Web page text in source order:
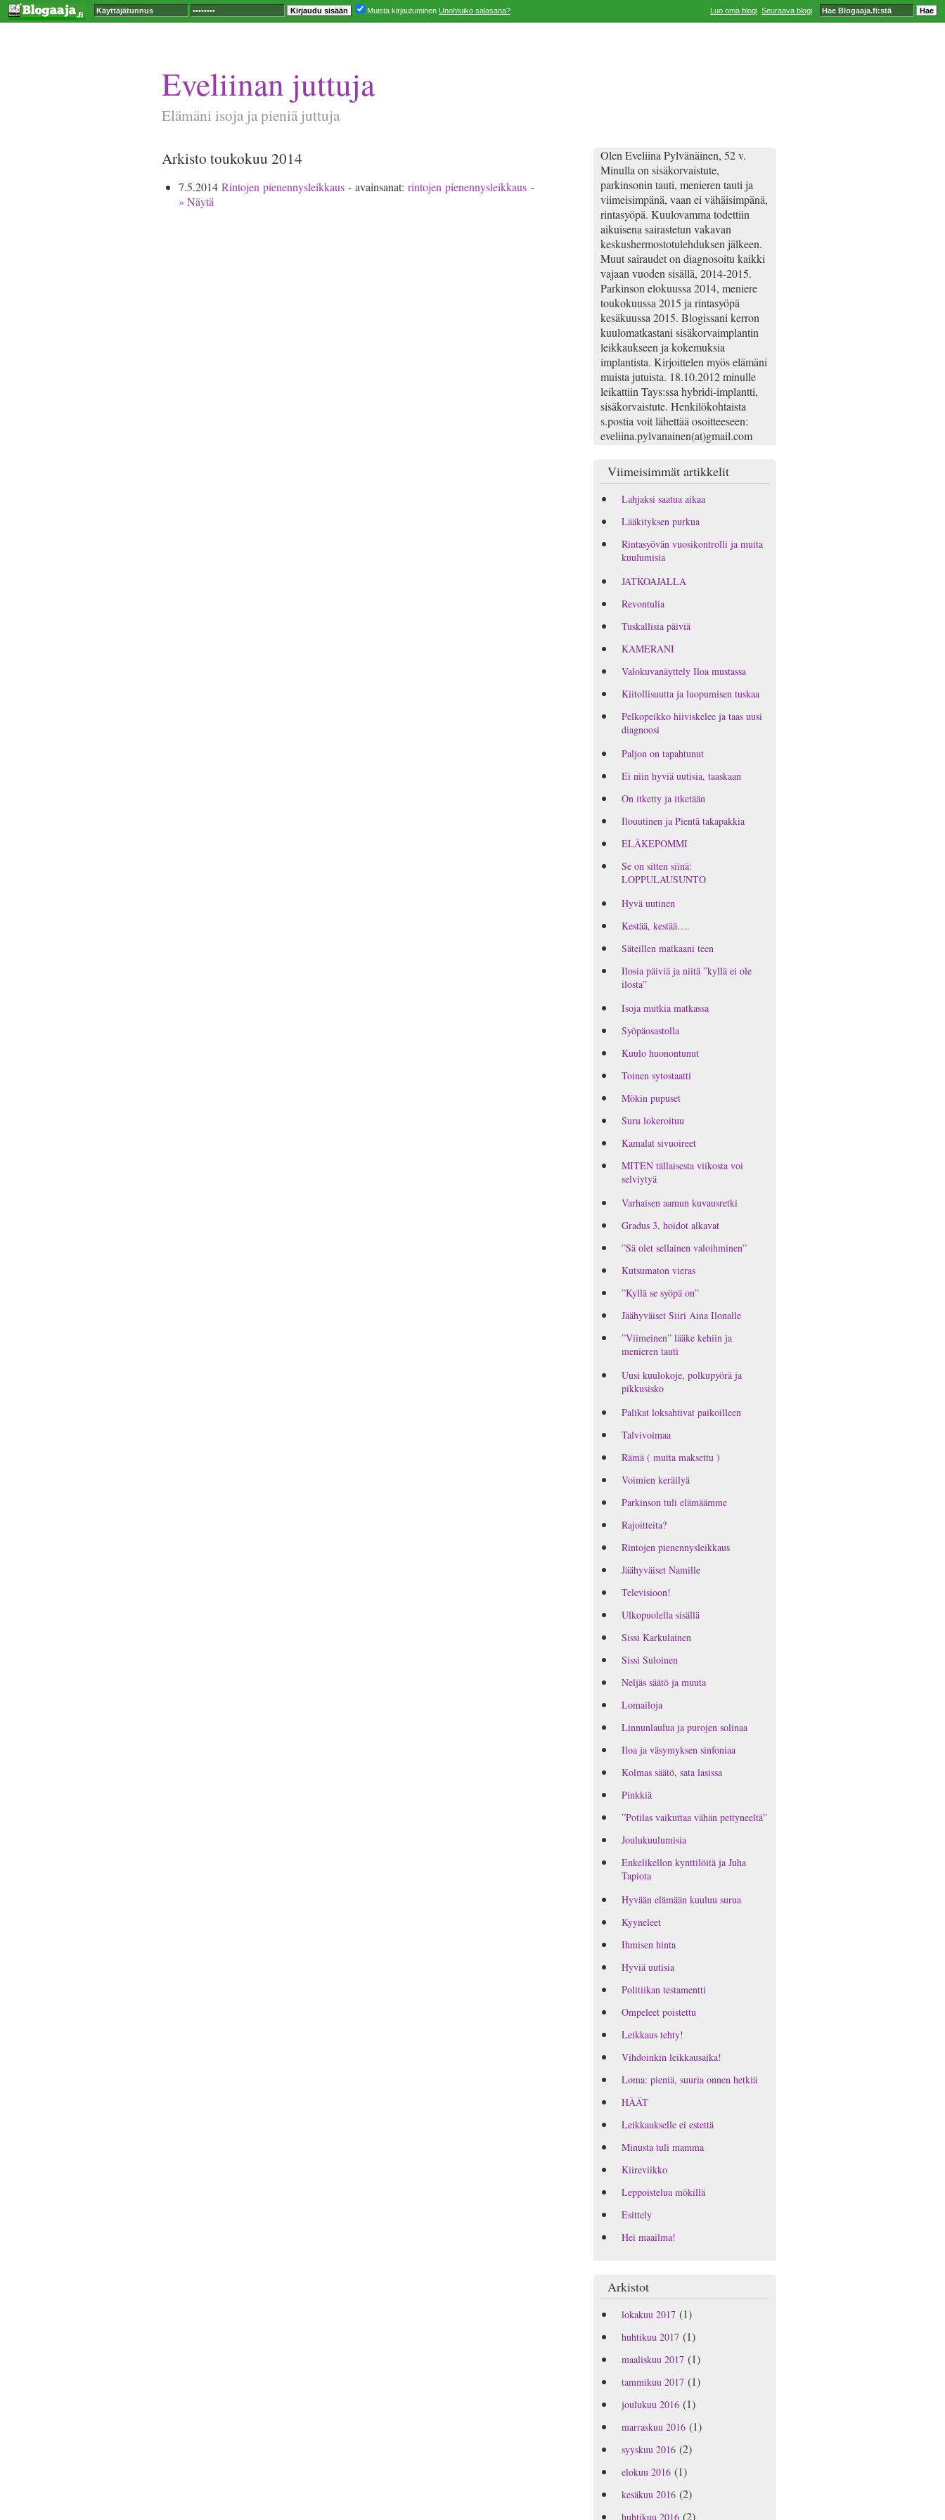
Eveliinan juttuja
Elämäni isoja ja pieniä juttuja
Arkisto toukokuu 2014
7.5.2014 Rintojen pienennysleikkaus- avainsanat:rintojen pienennysleikkaus -
» Näytä
Olen Eveliina Pylvänäinen, 52 v.
Minulla on sisäkorvaistute,
parkinsonin tauti, menieren tauti ja
viimeisimpänä, vaan ei vähäisimpänä,
rintasyöpä. Kuulovamma todettiin
aikuisena sairastetun vakavan
keskushermostotulehduksen jälkeen.
Muut sairaudet on diagnosoitu kaikki
vajaan vuoden sisällä, 2014-2015.
Parkinson elokuussa 2014, meniere
toukokuussa 2015 ja rintasyöpä
kesäkuussa 2015. Blogissani kerron
kuulomatkastani sisäkorvaimplantin
leikkaukseen ja kokemuksia
implantista. Kirjoittelen myös elämäni
muista jutuista. 18.10.2012 minulle
leikattiin Tays:ssa hybridi-implantti,
sisäkorvaistute. Henkilökohtaista
s.postia voit lähettää osoitteeseen:
eveliina.pylvanainen(at)gmail.com
Viimeisimmät artikkelit
Lahjaksi saatua aikaa
Lääkityksen purkua
Rintasyövän vuosikontrolli ja muita
kuulumisia
JATKOAJALLA
Revontulia
Tuskallisia päiviä
KAMERANI
Valokuvanäyttely Iloa mustassa
Kiitollisuutta ja luopumisen tuskaa
Pelkopeikko hiiviskelee ja taas uusi
diagnoosi
Paljon on tapahtunut
Ei niin hyviä uutisia, taaskaan
On itketty ja itketään
Ilouutinen ja Pientä takapakkia
ELÄKEPOMMI
Se on sitten siinä:
LOPPULAUSUNTO
Hyvä uutinen
Kestää, kestää….
Säteillen matkaani teen
Ilosia päiviä ja niitä ”kyllä ei ole
ilosta”
Isoja mutkia matkassa
Syöpäosastolla
Kuulo huonontunut
Toinen sytostaatti
Mökin pupuset
Suru lokeroituu
Kamalat sivuoireet
MITEN tällaisesta viikosta voi
selviytyä
Varhaisen aamun kuvausretki
Gradus 3, hoidot alkavat
”Sä olet sellainen valoihminen”
Kutsumaton vieras
”Kyllä se syöpä on”
Jäähyväiset Siiri Aina Ilonalle
”Viimeinen” lääke kehiin ja
menieren tauti
Uusi kuulokoje, polkupyörä ja
pikkusisko
Palikat loksahtivat paikoilleen
Talvivoimaa
Rämä ( mutta maksettu )
Voimien keräilyä
Parkinson tuli elämäämme
Rajoitteita?
Rintojen pienennysleikkaus
Jäähyväiset Namille
Televisioon!
Ulkopuolella sisällä
Sissi Karkulainen
Sissi Suloinen
Neljäs säätö ja muuta
Lomailoja
Linnunlaulua ja purojen solinaa
Iloa ja väsymyksen sinfoniaa
Kolmas säätö, sata lasissa
Pinkkiä
”Potilas vaikuttaa vähän pettyneeltä”
Joulukuulumisia
Enkelikellon kynttilöitä ja Juha
Tapiota
Hyvään elämään kuuluu surua
Kyyneleet
Ihmisen hinta
Hyviä uutisia
Politiikan testamentti
Ompeleet poistettu
Leikkaus tehty!
Vihdoinkin leikkausaika!
Loma: pieniä, suuria onnen hetkiä
HÄÄT
Leikkaukselle ei estettä
Minusta tuli mamma
Kiireviikko
Leppoistelua mökillä
Esittely
Hei maailma!
Arkistot
lokakuu 2017(1)
huhtikuu 2017(1)
maaliskuu 2017(1)
tammikuu 2017(1)
joulukuu 2016(1)
marraskuu 2016(1)
syyskuu 2016(2)
elokuu 2016(1)
kesäkuu 2016(2)
huhtikuu 2016(2)
Muista kirjautuminen Unohtuiko salasana? Luo oma blogi Seuraava blogi